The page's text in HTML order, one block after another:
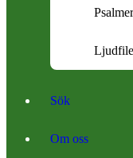
Psalmer
Sök
Om oss